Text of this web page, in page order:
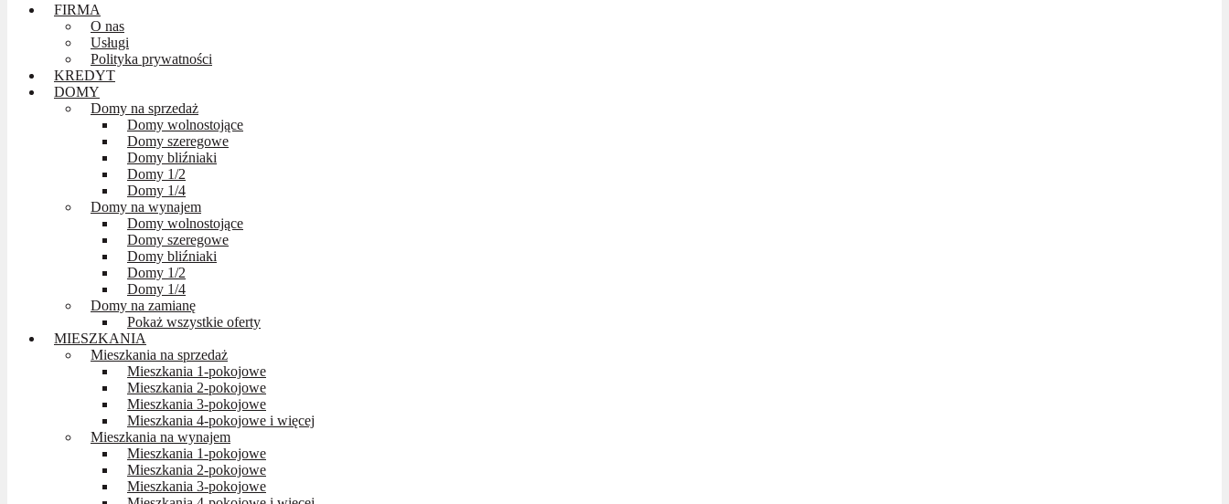
FIRMA
O nas
Usługi
Polityka prywatności
KREDYT
DOMY
Domy na sprzedaż
Domy wolnostojące
Domy szeregowe
Domy bliźniaki
Domy 1/2
Domy 1/4
Domy na wynajem
Domy wolnostojące
Domy szeregowe
Domy bliźniaki
Domy 1/2
Domy 1/4
Domy na zamianę
Pokaż wszystkie oferty
MIESZKANIA
Mieszkania na sprzedaż
Mieszkania 1-pokojowe
Mieszkania 2-pokojowe
Mieszkania 3-pokojowe
Mieszkania 4-pokojowe i więcej
Mieszkania na wynajem
Mieszkania 1-pokojowe
Mieszkania 2-pokojowe
Mieszkania 3-pokojowe